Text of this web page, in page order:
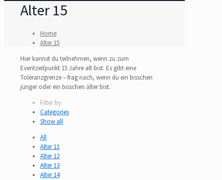
Alter 15
Home
Alter 15
Hier kannst du teilnehmen, wenn zu zum
Eventzeitpunkt 15 Jahre alt bist. Es gibt eine
Toleranzgrenze – frag nach, wenn du ein bisschen
jünger oder ein bisschen älter bist.
Filter by
Categories
Show all
All
Alter 11
Alter 12
Alter 13
Alter 14